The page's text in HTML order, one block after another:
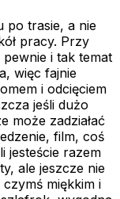
po trasie, a nie
pracy. Przy
i tak temat
więc fajnie
i odcięciem
jeśli dużo
może zadziałać
film, coś
jesteście razem
ale jeszcze nie
miękkim i